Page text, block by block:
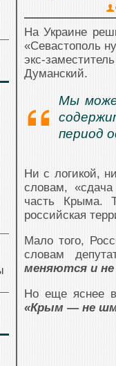
На Украине
«Севастополь
экс-
Думанский.
Мы
период
Ни с логикой,
словам,
часть Крыма.
российская
Мало того,
словам
меняются и
Но еще яснее
«Крым — не